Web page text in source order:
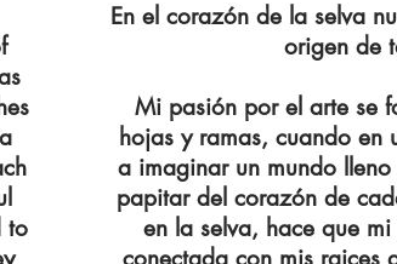
to
En el corazón de la selva
origen de
Mi pasión por el arte se
hojas y ramas, cuando en
a imaginar un mundo
papitar del corazón de
en la selva, hace que